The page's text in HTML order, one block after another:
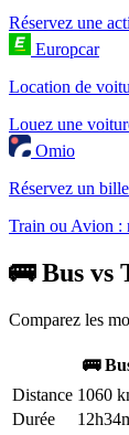
Réservez une
Europcar
Location de
Louez une
Omio
Réservez un
Train ou Avion :
🚌 Bus vs
Comparez les
🚌
Distance 1060
Durée